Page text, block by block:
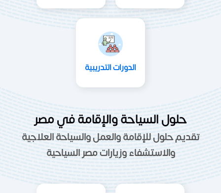
الدورات التدريبية
حلول السياحة والإقامة في مصر
تقديم حلول للإقامة والعمل والسياحة العلاجية
والاستشفاء وزيارات مصر السياحية